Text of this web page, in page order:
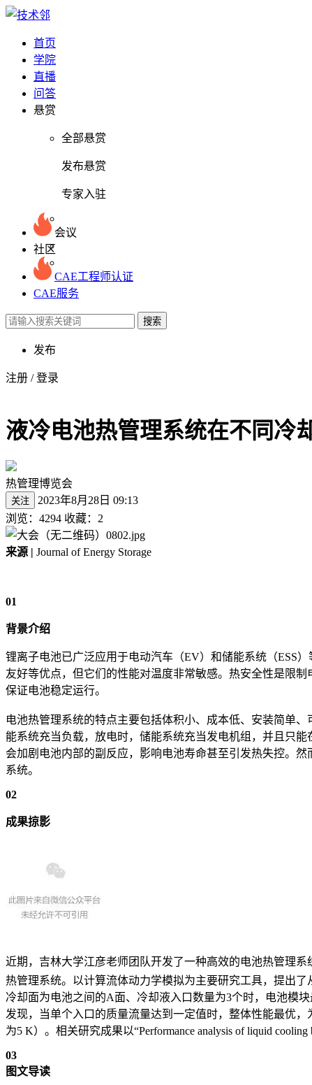
首页
学院
直播
问答
悬赏
全部悬赏
发布悬赏
专家入驻
会议
社区
CAE工程师认证
CAE服务
搜索
发布
注册 /登录
液冷电池热管理系统在不同冷
热管理博览会
关注
2023年8月28日 09:13
浏览：4294 收藏：2
来源 | Journal of Energy Storage
01
背景介绍
锂离子电池已广泛应用于电动汽车（EV）和储能系统（ESS
友好等优点，但它们的性能对温度非常敏感。热安全性是限
保证电池稳定运行。
电池热管理系统的特点主要包括体积小、成本低、安装简单
能系统充当负载，放电时，储能系统充当发电机组，并且只
会加剧电池内部的副反应，影响电池寿命甚至引发热失控。
系统。
02
成果掠影
近期，吉林大学江彦老师团队开发了一种高效的电池热管理
热管理系统。以计算流体动力学模拟为主要研究工具，提出
冷却面为电池之间的A面、冷却液入口数量为3个时，电池模
发现，当单个入口的质量流量达到一定值时，整体性能最优
为5 K）。相关研究成果以“Performance analysis of liquid cooling
03
图文导读